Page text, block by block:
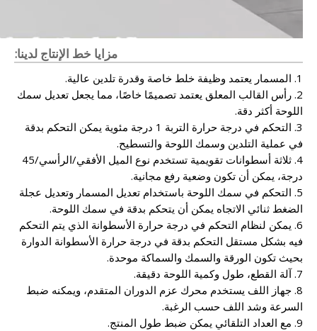
مزايا خط الإنتاج لدينا:
1. المسمار يعتمد وظيفة خلط خاصة وقدرة تلدين عالية.
2. رأس القالب المعلق يعتمد تصميمًا خاصًا، مما يجعل تعديل سمك
اللوحة أكثر دقة.
3. التحكم في درجة حرارة التربة 1 درجة مئوية يمكن التحكم بدقة
في عملية التلدين وسمك اللوحة والتسطيح.
4. ثلاثة أسطوانات تقويمية تستخدم نوع الميل الأفقي/الرأسي/45
درجة، يمكن أن تكون وضعية رفع مجانية.
5. التحكم في سمك اللوحة باستخدام تعديل المسمار وتعديل عجلة
الضغط ثنائي الاتجاه يمكن أن يتحكم بدقة في سمك اللوحة.
6. يمكن لنظام التحكم في درجة حرارة الأسطوانة الذي يتم التحكم
فيه بشكل مستقل التحكم بدقة في درجة حرارة الأسطوانة الدوارة
بحيث تكون الورقة والسمك والسماكة موحدة.
7. آلة القطع، طول وكمية اللوحة دقيقة.
8. جهاز اللف يستخدم محرك عزم الدوران المتقدم، ويمكنه ضبط
السرعة وشد اللف حسب الرغبة.
9. مع العداد التلقائي يمكن ضبط طول المنتج.